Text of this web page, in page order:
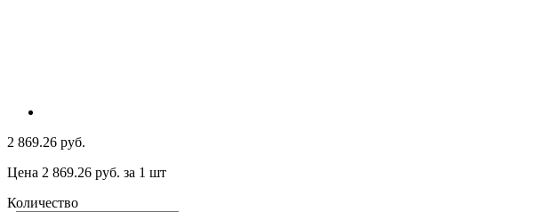
2 869.26 руб.
Цена 2 869.26 руб. за 1 шт
Количество